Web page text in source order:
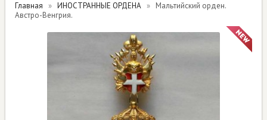
Главная ИНОСТРАННЫЕ ОРДЕНА
Мальтийский орден.
Австро-Венгрия.